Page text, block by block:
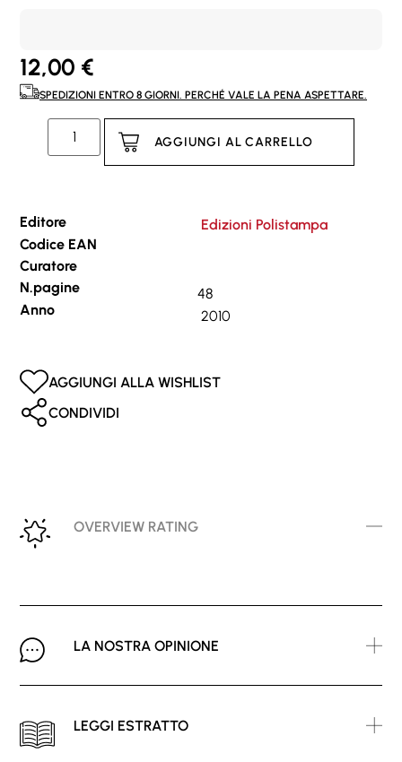
12,00 €
SPEDIZIONI ENTRO 8 GIORNI. PERCHÉ VALE LA PENA ASPETTARE.
AGGIUNGI AL CARRELLO
Editore
Edizioni Polistampa
Codice EAN
Curatore
N.pagine
48
Anno
2010
AGGIUNGI ALLA WISHLIST
CONDIVIDI
OVERVIEW RATING
LA NOSTRA OPINIONE
LEGGI ESTRATTO